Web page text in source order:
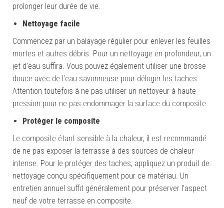
prolonger leur durée de vie.
Nettoyage facile
Commencez par un balayage régulier pour enlever les feuilles
mortes et autres débris. Pour un nettoyage en profondeur, un
jet d’eau suffira. Vous pouvez également utiliser une brosse
douce avec de l’eau savonneuse pour déloger les taches.
Attention toutefois à ne pas utiliser un nettoyeur à haute
pression pour ne pas endommager la surface du composite.
Protéger le composite
Le composite étant sensible à la chaleur, il est recommandé
de ne pas exposer la terrasse à des sources de chaleur
intense. Pour le protéger des taches, appliquez un produit de
nettoyage conçu spécifiquement pour ce matériau. Un
entretien annuel suffit généralement pour préserver l’aspect
neuf de votre terrasse en composite.